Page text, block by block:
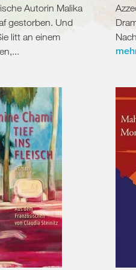
Autorin Malika
gestorben. Und
litt an einem